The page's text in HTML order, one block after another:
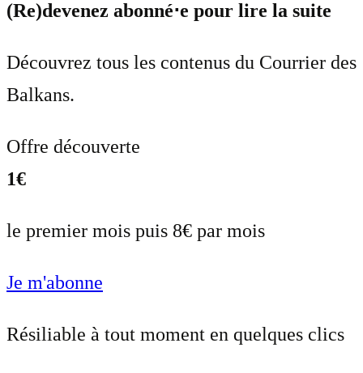
(Re)devenez abonné⋅e pour lire la suite
Découvrez tous les contenus du Courrier des
Balkans.
Offre découverte
1€
le premier mois puis 8€ par mois
Je m'abonne
Résiliable à tout moment en quelques clics